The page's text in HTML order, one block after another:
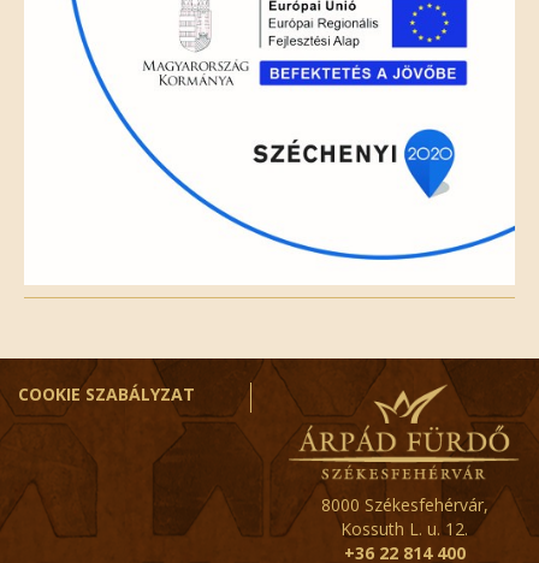
COOKIE SZABÁLYZAT
8000 Székesfehérvár,
Kossuth L. u. 12.
+36 22 814 400